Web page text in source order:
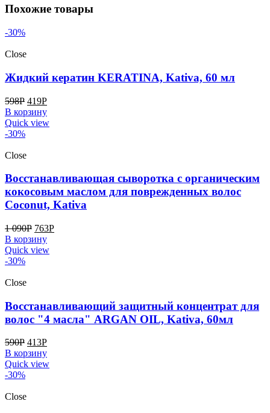
Похожие товары
-30%
Close
Жидкий кератин KERATINA, Kativa, 60 мл
598Р 419Р
В корзину
Quick view
-30%
Close
Восстанавливающая сыворотка с органическим
кокосовым маслом для поврежденных волос
Coconut, Kativa
1 090Р 763Р
В корзину
Quick view
-30%
Close
Восстанавливающий защитный концентрат для
волос "4 масла" ARGAN OIL, Kativa, 60мл
590Р 413Р
В корзину
Quick view
-30%
Close